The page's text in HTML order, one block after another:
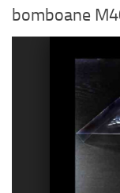
bomboane